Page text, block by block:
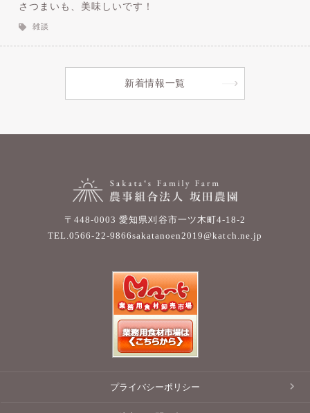
さつまいも、美味しいです！
雑談
新着情報一覧
〒448-0003 愛知県刈谷市一ツ木町4-18-2
TEL.0566-22-9866sakatanoen2019@katch.ne.jp
プライバシーポリシー